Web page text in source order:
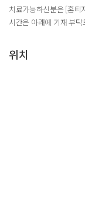
치료가능하신분은 [홈티
시간은 아래에 기재 부탁
위치